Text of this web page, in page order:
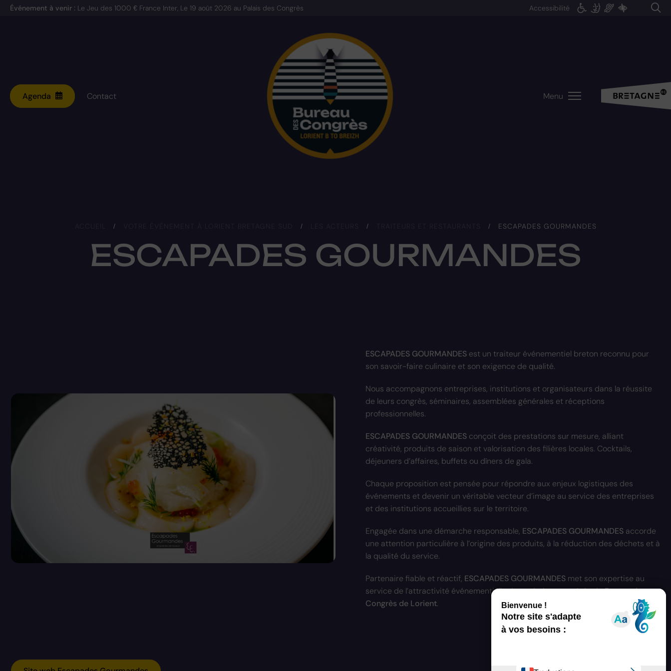
Événement à venir : Le Jeu des 1000 € France Inter, Le 19 août 2026 au Palais des Congrès Accessibilité
Agenda Contact Menu
ESCAPADES GOURMANDES
/ / / / ESCAPADES GOURMANDES
ESCAPADES GOURMANDES est un traiteur événementiel breton reconnu pour
son savoir-faire culinaire et son exigence de qualité.
Nous accompagnons entreprises, institutions et organisateurs dans la réussite
de leurs congrès, séminaires, assemblées générales et réceptions
professionnelles.
ESCAPADES GOURMANDES conçoit des prestations sur mesure, alliant
créativité, produits de saison et valorisation des filières locales. Cocktails,
déjeuners d’affaires, buffets ou dîners de gala.
Chaque proposition est pensée pour répondre aux enjeux logistiques des
événements et devenir un véritable vecteur d’image au service des entreprises
et des institutions accueillies sur le territoire.
Engagée dans une démarche responsable, ESCAPADES GOURMANDES accorde
une attention particulière à l’origine des produits, à la réduction des déchets et à
la qualité du service.
Partenaire fiable et réactif, ESCAPADES GOURMANDES met son expertise au
service de l’attractivité événementielle du territoire, aux côtés duBureau des
Congrès de Lorient.